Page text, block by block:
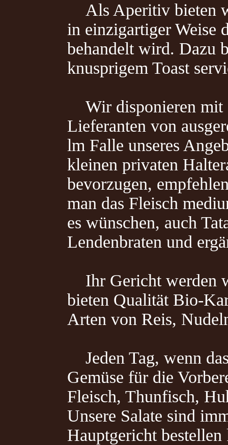
Als Aperitiv bieten
in einzigartiger Weise
behandelt wird. Dazu
knusprigem Toast
Wir disponieren mit
Lieferanten von
lm Falle unseres
kleinen privaten
bevorzugen,
man das Fleisch
es wünschen, auch
Lendenbraten und
Ihr Gericht werden
bieten Qualität Bio-
Arten von Reis,
Jeden Tag, wenn
Gemüse für die
Fleisch, Thunfisch,
Unsere Salate sind
Hauptgericht bestellen